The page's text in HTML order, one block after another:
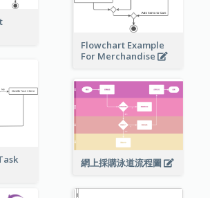
Flowchart Example
For Merchandise
網上採購泳道流程圖